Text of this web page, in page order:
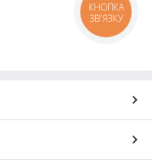
КНОПКА
ЗВ'ЯЗКУ